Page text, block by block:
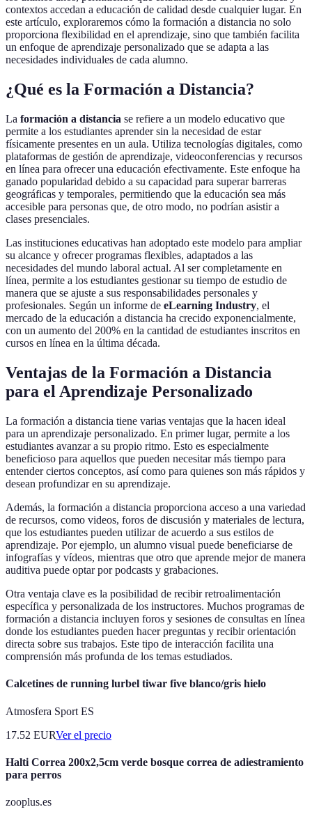
contextos accedan a educación de calidad desde cualquier lugar. En
este artículo, exploraremos cómo la formación a distancia no solo
proporciona flexibilidad en el aprendizaje, sino que también facilita
un enfoque de aprendizaje personalizado que se adapta a las
necesidades individuales de cada alumno.
¿Qué es la Formación a Distancia?
La formación a distancia se refiere a un modelo educativo que
permite a los estudiantes aprender sin la necesidad de estar
físicamente presentes en un aula. Utiliza tecnologías digitales, como
plataformas de gestión de aprendizaje, videoconferencias y recursos
en línea para ofrecer una educación efectivamente. Este enfoque ha
ganado popularidad debido a su capacidad para superar barreras
geográficas y temporales, permitiendo que la educación sea más
accesible para personas que, de otro modo, no podrían asistir a
clases presenciales.
Las instituciones educativas han adoptado este modelo para ampliar
su alcance y ofrecer programas flexibles, adaptados a las
necesidades del mundo laboral actual. Al ser completamente en
línea, permite a los estudiantes gestionar su tiempo de estudio de
manera que se ajuste a sus responsabilidades personales y
profesionales. Según un informe de eLearning Industry, el
mercado de la educación a distancia ha crecido exponencialmente,
con un aumento del 200% en la cantidad de estudiantes inscritos en
cursos en línea en la última década.
Ventajas de la Formación a Distancia
para el Aprendizaje Personalizado
La formación a distancia tiene varias ventajas que la hacen ideal
para un aprendizaje personalizado. En primer lugar, permite a los
estudiantes avanzar a su propio ritmo. Esto es especialmente
beneficioso para aquellos que pueden necesitar más tiempo para
entender ciertos conceptos, así como para quienes son más rápidos y
desean profundizar en su aprendizaje.
Además, la formación a distancia proporciona acceso a una variedad
de recursos, como videos, foros de discusión y materiales de lectura,
que los estudiantes pueden utilizar de acuerdo a sus estilos de
aprendizaje. Por ejemplo, un alumno visual puede beneficiarse de
infografías y vídeos, mientras que otro que aprende mejor de manera
auditiva puede optar por podcasts y grabaciones.
Otra ventaja clave es la posibilidad de recibir retroalimentación
específica y personalizada de los instructores. Muchos programas de
formación a distancia incluyen foros y sesiones de consultas en línea
donde los estudiantes pueden hacer preguntas y recibir orientación
directa sobre sus trabajos. Este tipo de interacción facilita una
comprensión más profunda de los temas estudiados.
Calcetines de running lurbel tiwar five blanco/gris hielo
Atmosfera Sport ES
17.52 EURVer el precio
Halti Correa 200x2,5cm verde bosque correa de adiestramiento
para perros
zooplus.es